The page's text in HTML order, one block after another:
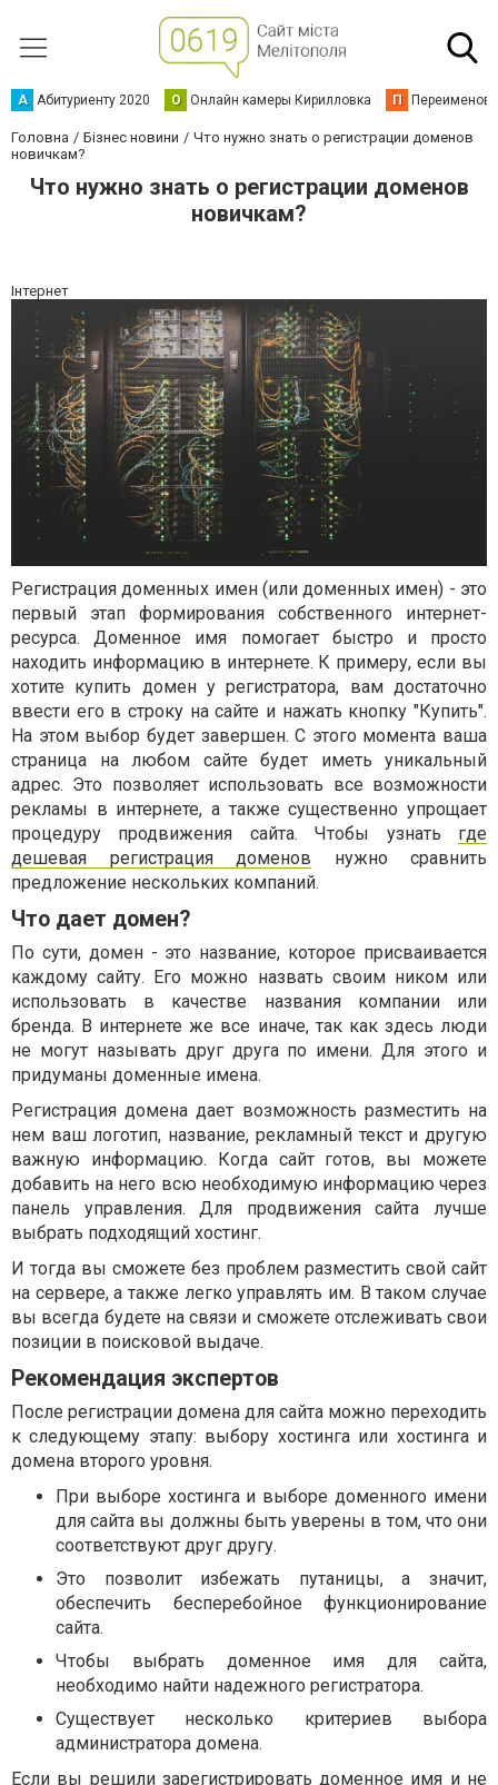
А Абитуриенту 2020 О Онлайн камеры Кирилловка П
Головна Бізнес новини
Что нужно знать о регистрации доменов
новичкам?
Что нужно знать о регистрации доменов
новичкам?
Інтернет
Регистрация доменных имен (или доменных имен) - это
первый этап формирования собственного интернет-
ресурса. Доменное имя помогает быстро и просто
находить информацию в интернете. К примеру, если вы
хотите купить домен у регистратора, вам достаточно
ввести его в строку на сайте и нажать кнопку "Купить".
На этом выбор будет завершен. С этого момента ваша
страница на любом сайте будет иметь уникальный
адрес. Это позволяет использовать все возможности
рекламы в интернете, а также существенно упрощает
процедуру продвижения сайта. Чтобы узнать где
дешевая регистрация доменов нужно сравнить
предложение нескольких компаний.
Что дает домен?
По сути, домен - это название, которое присваивается
каждому сайту. Его можно назвать своим ником или
использовать в качестве названия компании или
бренда. В интернете же все иначе, так как здесь люди
не могут называть друг друга по имени. Для этого и
придуманы доменные имена.
Регистрация домена дает возможность разместить на
нем ваш логотип, название, рекламный текст и другую
важную информацию. Когда сайт готов, вы можете
добавить на него всю необходимую информацию через
панель управления. Для продвижения сайта лучше
выбрать подходящий хостинг.
И тогда вы сможете без проблем разместить свой сайт
на сервере, а также легко управлять им. В таком случае
вы всегда будете на связи и сможете отслеживать свои
позиции в поисковой выдаче.
Рекомендация экспертов
После регистрации домена для сайта можно переходить
к следующему этапу: выбору хостинга или хостинга и
домена второго уровня.
При выборе хостинга и выборе доменного имени
для сайта вы должны быть уверены в том, что они
соответствуют друг другу.
Это позволит избежать путаницы, а значит,
обеспечить бесперебойное функционирование
сайта.
Чтобы выбрать доменное имя для сайта,
необходимо найти надежного регистратора.
Существует несколько критериев выбора
администратора домена.
Если вы решили зарегистрировать доменное имя и не